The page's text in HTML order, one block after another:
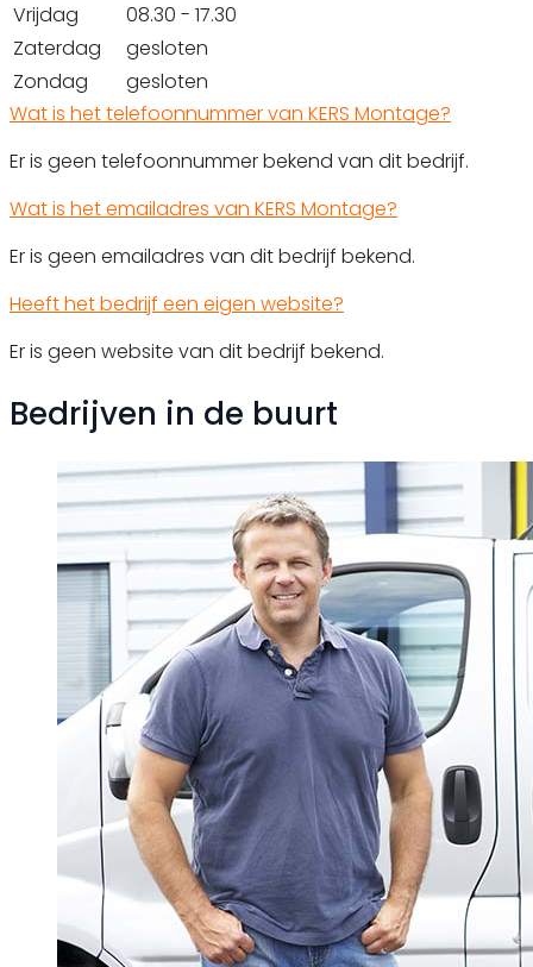
Vrijdag
08.30 - 17.30
Zaterdag
gesloten
Zondag
gesloten
Wat is het telefoonnummer van KERS Montage?
Er is geen telefoonnummer bekend van dit bedrijf.
Wat is het emailadres van KERS Montage?
Er is geen emailadres van dit bedrijf bekend.
Heeft het bedrijf een eigen website?
Er is geen website van dit bedrijf bekend.
Bedrijven in de buurt